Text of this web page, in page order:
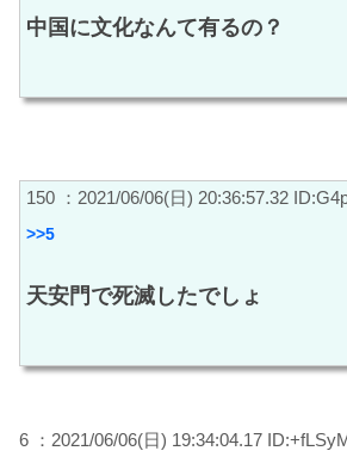
中国に文化なんて有るの？
150 ：2021/06/06(日) 20:36:57.32
>>5
天安門で死滅したでしょ
6 ：2021/06/06(日) 19:34:04.17